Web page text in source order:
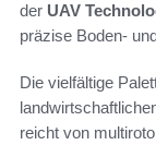
der UAV
präzise Boden-
Die vielfältige
reicht von